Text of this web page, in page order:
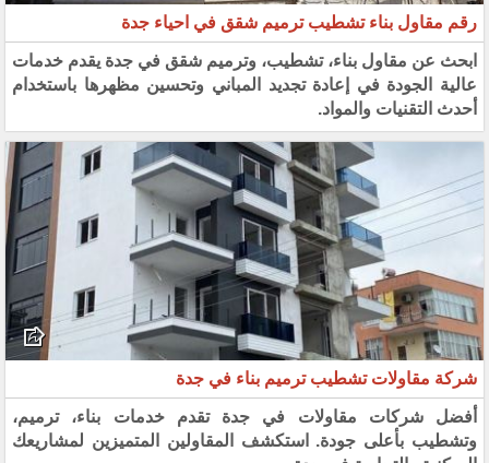
رقم مقاول بناء تشطيب ترميم شقق في احياء جدة
ابحث عن مقاول بناء، تشطيب، وترميم شقق في جدة يقدم خدمات
عالية الجودة في إعادة تجديد المباني وتحسين مظهرها باستخدام
أحدث التقنيات والمواد.
شركة مقاولات تشطيب ترميم بناء في جدة
أفضل شركات مقاولات في جدة تقدم خدمات بناء، ترميم،
وتشطيب بأعلى جودة. استكشف المقاولين المتميزين لمشاريعك